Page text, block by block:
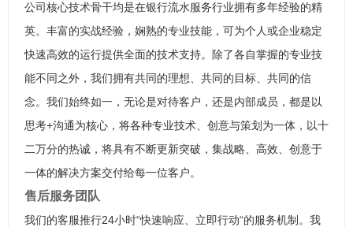
公司核心技术骨干均是在银行流水服务行业拥有多年经验的精
英。丰富的实战经验，娴熟的专业技能，可为个人或企业稳定
快速高效的运行提供全面的技术支持。除了各自掌握的专业技
能不同之外，我们拥有共同的理想、共同的目标、共同的信
念。我们始终如一，无论是对待客户，还是内部成员，都是以
思考+沟通为核心，将各种专业技术、创意与策划为一体，以十
二万分的热诚，将具有不断更新突破，集战略、高效、创意于
一体的解决方案交付给每一位客户。
售后服务团队
我们的客服推行24小时“快速响应、立即行动“的服务机制。我